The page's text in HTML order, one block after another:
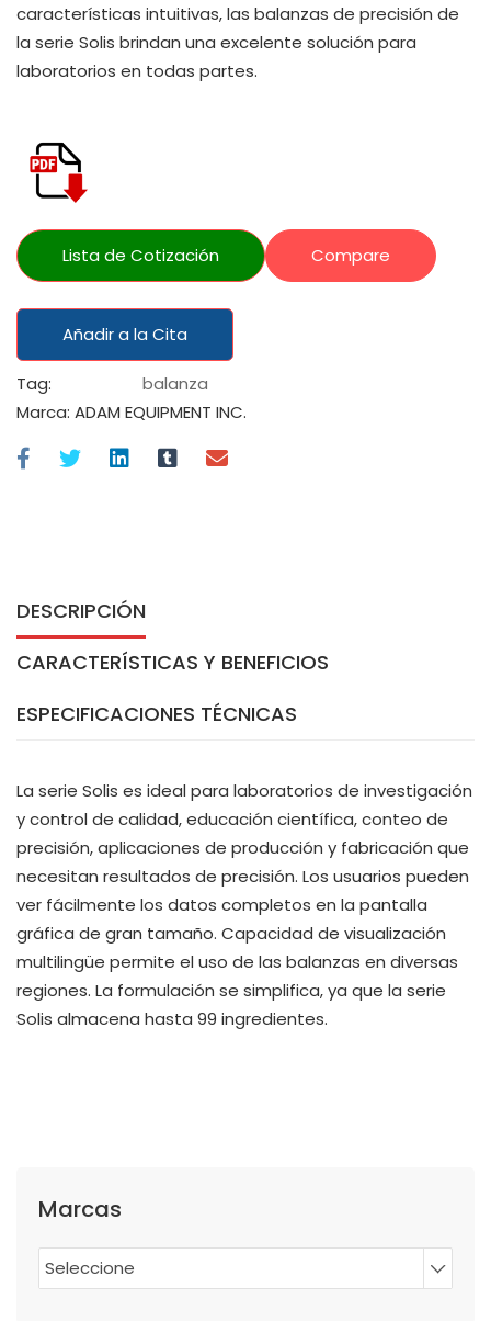
características intuitivas, las balanzas de precisión de
la serie Solis brindan una excelente solución para
laboratorios en todas partes.
Lista de Cotización Compare
Añadir a la Cita
Tag:
balanza
Marca: ADAM EQUIPMENT INC.
DESCRIPCIÓN
CARACTERÍSTICAS Y BENEFICIOS
ESPECIFICACIONES TÉCNICAS
La serie Solis es ideal para laboratorios de investigación
y control de calidad, educación científica, conteo de
precisión, aplicaciones de producción y fabricación que
necesitan resultados de precisión. Los usuarios pueden
ver fácilmente los datos completos en la pantalla
gráfica de gran tamaño. Capacidad de visualización
multilingüe permite el uso de las balanzas en diversas
regiones. La formulación se simplifica, ya que la serie
Solis almacena hasta 99 ingredientes.
Marcas
Seleccione